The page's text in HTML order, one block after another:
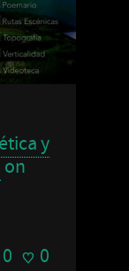
y
on
0 0